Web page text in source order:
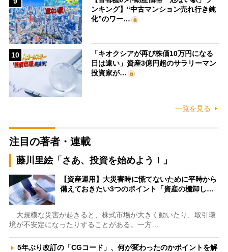
ンキング】“中古マンション売れ行き鈍
化”のワー…
10
「キオクシアが再び株価10万円になる
日は遠い」資産3億円超のサラリーマン
投資家が…
一覧を見る
注目の著者・連載
藤川里絵「さあ、投資を始めよう！」
【資産運用】大災害時に慌てないために平時から
備えておきたい3つのポイント「資産の棚卸し…
大規模な災害が起きると、株式市場が大きく動いたり、取引環
境が不安定になったりすることがある。一方…
5年ぶり改訂の「CGコード」、何が変わったのかポイントを解